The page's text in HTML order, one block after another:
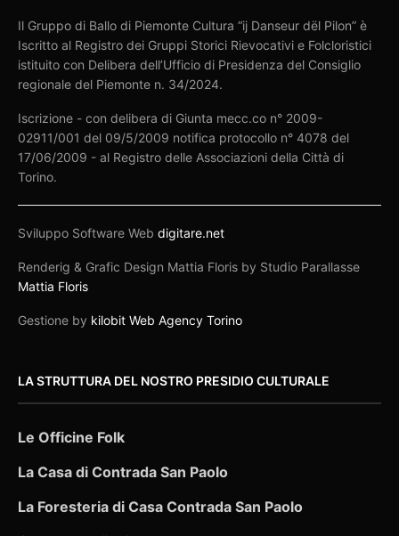
Il Gruppo di Ballo di Piemonte Cultura “ij Danseur dël Pilon” è
Iscritto al Registro dei Gruppi Storici Rievocativi e Folcloristici
istituito con Delibera dell’Ufficio di Presidenza del Consiglio
regionale del Piemonte n. 34/2024.
Iscrizione - con delibera di Giunta mecc.co n° 2009-
02911/001 del 09/5/2009 notifica protocollo n° 4078 del
17/06/2009 - al Registro delle Associazioni della Città di
Torino.
Sviluppo Software Webdigitare.net
Renderig & Grafic Design Mattia Floris by Studio Parallasse
Mattia Floris
Gestione by kilobit Web Agency Torino
LA STRUTTURA DEL NOSTRO PRESIDIO CULTURALE
Le Officine Folk
La Casa di Contrada San Paolo
La Foresteria di Casa Contrada San Paolo